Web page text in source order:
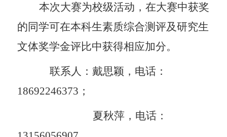
本次大赛为校级活动，在大赛中获奖
的同学可在本科生素质综合测评及研究生
文体奖学金评比中获得相应加分。
联系人：戴思颖，电话：
18692246373 ；
夏秋萍，电话：